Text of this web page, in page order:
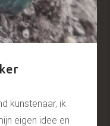
kunstenaar, ik
eigen idee en